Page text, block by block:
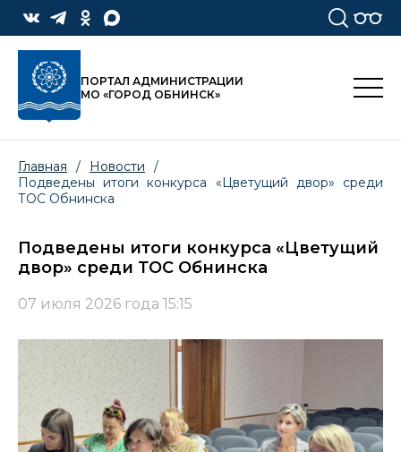
ПОРТАЛ АДМИНИСТРАЦИИ
МО «ГОРОД ОБНИНСК»
Главная / Новости
/
Подведены итоги конкурса «Цветущий двор» среди
ТОС Обнинска
Подведены итоги конкурса «Цветущий
двор» среди ТОС Обнинска
07 июля 2026 года 15:15